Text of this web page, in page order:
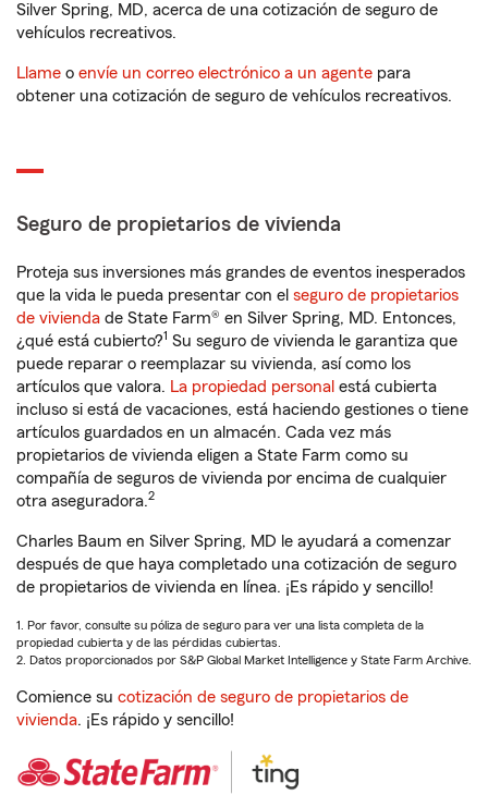
Silver Spring, MD, acerca de una cotización de seguro de
vehículos recreativos.
Llame o envíe un correo electrónico a un agente para
obtener una cotización de seguro de vehículos recreativos.
Seguro de propietarios de vivienda
Proteja sus inversiones más grandes de eventos inesperados
que la vida le pueda presentar con el seguro de propietarios
de vivienda de State Farm® en Silver Spring, MD. Entonces,
¿qué está cubierto?1 Su seguro de vivienda le garantiza que
puede reparar o reemplazar su vivienda, así como los
artículos que valora. La propiedad personal está cubierta
incluso si está de vacaciones, está haciendo gestiones o tiene
artículos guardados en un almacén. Cada vez más
propietarios de vivienda eligen a State Farm como su
compañía de seguros de vivienda por encima de cualquier
otra aseguradora.2
Charles Baum en Silver Spring, MD le ayudará a comenzar
después de que haya completado una cotización de seguro
de propietarios de vivienda en línea. ¡Es rápido y sencillo!
1. Por favor, consulte su póliza de seguro para ver una lista completa de la
propiedad cubierta y de las pérdidas cubiertas.
2. Datos proporcionados por S&P Global Market Intelligence y State Farm Archive.
Comience su cotización de seguro de propietarios de
vivienda. ¡Es rápido y sencillo!